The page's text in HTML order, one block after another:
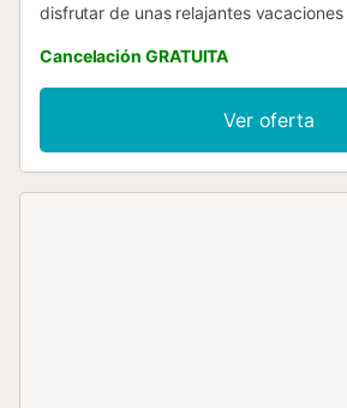
disfrutar de unas relajantes
explorar los numerosos lugares de
Tropical con niños o amigos o para
después de un largo día en la playa.
comidas en su propia terraza con vistas
posible que decida espontáneamente
Cancelación GRATUITA
Ver oferta